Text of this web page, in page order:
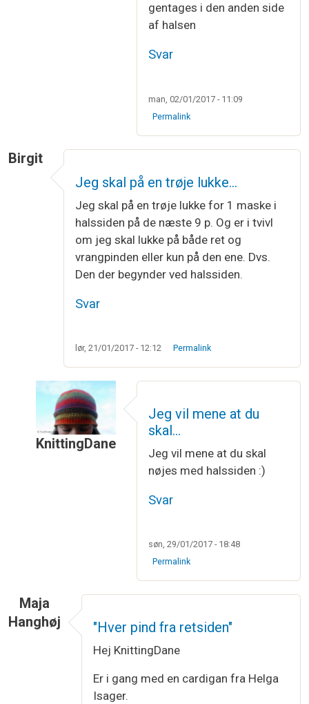
gentages i den anden side
af halsen
Svar
man, 02/01/2017 - 11:09
Permalink
Birgit
Jeg skal på en trøje lukke…
Jeg skal på en trøje lukke for 1 maske i
halssiden på de næste 9 p. Og er i tvivl
om jeg skal lukke på både ret og
vrangpinden eller kun på den ene. Dvs.
Den der begynder ved halssiden.
Svar
lør, 21/01/2017 - 12:12 Permalink
KnittingDane
Jeg skal på en trøje lukke…af
Jeg vil mene at du
skal…
Jeg vil mene at du skal
nøjes med halssiden :)
Svar
søn, 29/01/2017 - 18:48
Permalink
Maja
Hanghøj
"Hver pind fra retsiden"
Hej KnittingDane
Er i gang med en cardigan fra Helga
Isager.